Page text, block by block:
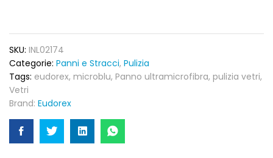
SKU: INL02174
Categorie: Panni e Stracci, Pulizia
Tags: eudorex, microblu, Panno ultramicrofibra, pulizia vetri,
Vetri
Brand: Eudorex